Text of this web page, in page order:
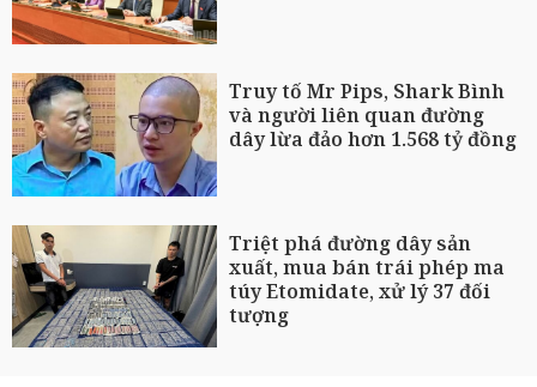
Truy tố Mr Pips, Shark Bình
và người liên quan đường
dây lừa đảo hơn 1.568 tỷ đồng
Triệt phá đường dây sản
xuất, mua bán trái phép ma
túy Etomidate, xử lý 37 đối
tượng